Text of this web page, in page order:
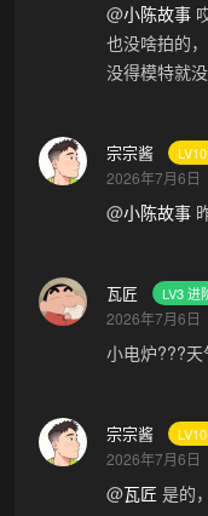
@小陈故事
也没啥拍的
没得模特就没
宗宗酱
2026年7月6日
@小陈故事
瓦匠 LV3 进
2026年7月6日
小电炉???
宗宗酱
2026年7月6日
@瓦匠 是的